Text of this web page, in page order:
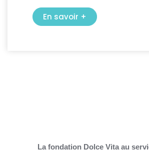
En savoir +
La fondation Dolce Vita au